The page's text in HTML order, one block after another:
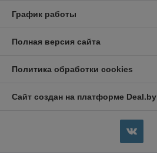
График работы
Полная версия сайта
Политика обработки cookies
Сайт создан на платформе Deal.by